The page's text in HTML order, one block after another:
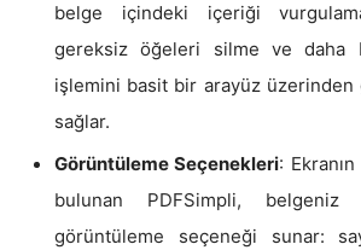
belge içindeki içeriği
gereksiz öğeleri silme ve daha
işlemini basit bir arayüz
sağlar.
Görüntüleme Seçenekleri:
bulunan PDFSimpli,
görüntüleme seçeneği sunar: